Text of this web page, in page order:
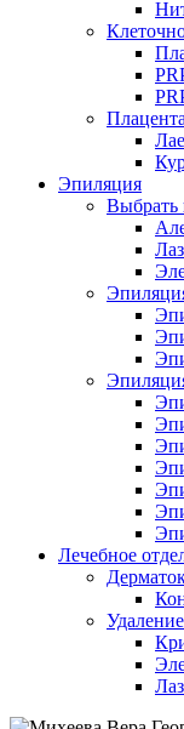
Эпиляция
Выбрать
Лечебное